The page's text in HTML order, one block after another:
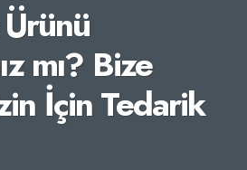
Ürünü
mı? Bize
İçin Tedarik